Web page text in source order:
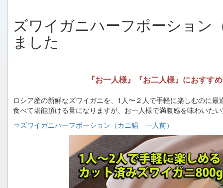
ズワイガニハーフポーショ
ました
『お一人様』『お二人様』におすす
ロシア産の新鮮なズワイガニを、1人〜２人で手軽に楽しむのに
食べて堪能頂ける量になりますが、お一人様で満腹感を味わいた
⇒ズワイガニハーフポーション（カニ鍋 一人前）